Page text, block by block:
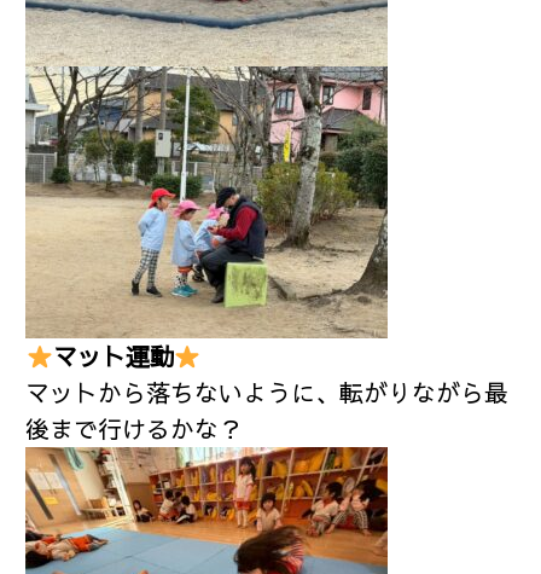
マット運動
マットから落ちないように、転がりながら最
後まで行けるかな？